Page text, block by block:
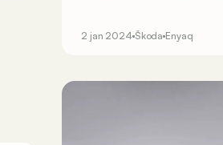
elektrische SUV zakt
magische grens van
2 jan 2024 Škoda Enyaq